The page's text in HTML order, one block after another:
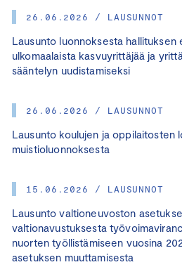
26.06.2026 / LAUSUNNOT
Lausunto luonnoksesta hallituksen
ulkomaalaista kasvuyrittäjää ja
sääntelyn uudistamiseksi
26.06.2026 / LAUSUNNOT
Lausunto koulujen ja oppilaitosten
muistioluonnoksesta
15.06.2026 / LAUSUNNOT
Lausunto valtioneuvoston
valtionavustuksesta
nuorten työllistämiseen vuosina
asetuksen muuttamisesta